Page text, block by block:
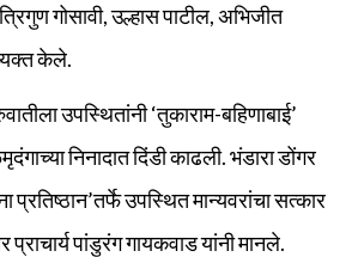
गोसावी, उल्हास पाटील, अभिजीत
केले.
उपस्थितांनी ‘तुकाराम-बहिणाबाई’
निनादात दिंडी काढली. भंडारा डोंगर
उपस्थित मान्यवरांचा सत्कार
पांडुरंग गायकवाड यांनी मानले.